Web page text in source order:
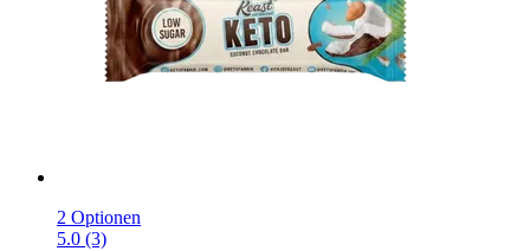
2 Optionen
5.0 (3)